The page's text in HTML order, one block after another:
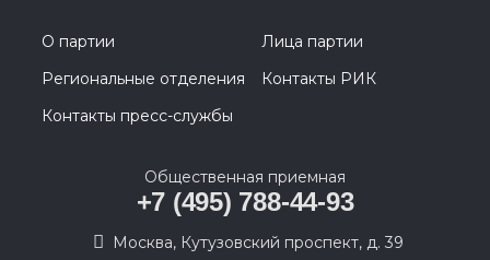
О партии
Лица партии
Региональные отделения
Контакты РИК
Контакты пресс-службы
Общественная приемная
+7 (495) 788-44-93
Москва, Кутузовский проспект, д. 39